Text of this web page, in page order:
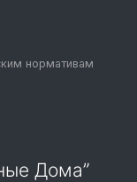
нормативам
Дома”